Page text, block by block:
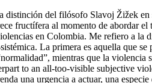
distinción del filósofo Slavoj Žižek
fructífera al momento de abordar el
en Colombia. Me refiero a la
La primera es aquella que se
mientras que la violencia
to an all-too-visible subjective
una urgencia a actuar, una especie